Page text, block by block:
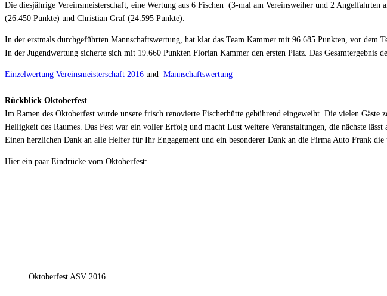
Die diesjährige Vereinsmeisterschaft, eine Wertung aus 6 Fischen (3-mal am Vereinsweiher und 2
(26.450 Punkte) und Christian Graf (24.595 Punkte).
In der erstmals durchgeführten Mannschaftswertung, hat klar das Team Kammer mit 96.685 Punkten, vor dem
In der Jugendwertung sicherte sich mit 19.660 Punkten Florian Kammer den ersten Platz. Das Gesamtergebnis
Einzelwertung Vereinsmeisterschaft 2016 und Mannschaftswertung
Rückblick Oktoberfest
Im Ramen des Oktoberfest wurde unsere frisch renovierte Fischerhütte gebührend eingeweiht. Die vielen
Helligkeit des Raumes. Das Fest war ein voller Erfolg und macht Lust weitere Veranstaltungen, die nächste
Einen herzlichen Dank an alle Helfer für Ihr Engagement und ein besonderer Dank an die Firma Auto Frank
Hier ein paar Eindrücke vom Oktoberfest:
Oktoberfest ASV 2016